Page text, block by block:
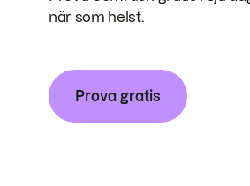
när som helst.
Prova gratis